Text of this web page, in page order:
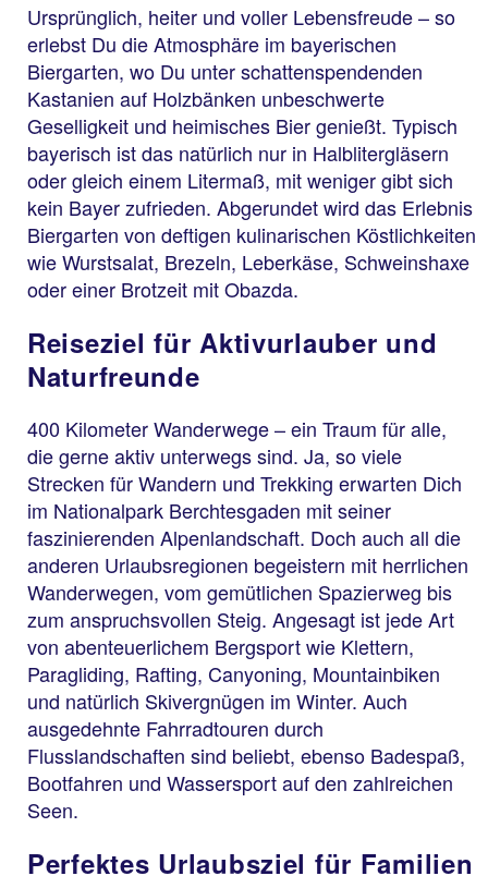
Ursprünglich, heiter und voller Lebensfreude – so
erlebst Du die Atmosphäre im bayerischen
Biergarten, wo Du unter schattenspendenden
Kastanien auf Holzbänken unbeschwerte
Geselligkeit und heimisches Bier genießt. Typisch
bayerisch ist das natürlich nur in Halblitergläsern
oder gleich einem Litermaß, mit weniger gibt sich
kein Bayer zufrieden. Abgerundet wird das Erlebnis
Biergarten von deftigen kulinarischen Köstlichkeiten
wie Wurstsalat, Brezeln, Leberkäse, Schweinshaxe
oder einer Brotzeit mit Obazda.
Reiseziel für Aktivurlauber und
Naturfreunde
400 Kilometer Wanderwege – ein Traum für alle,
die gerne aktiv unterwegs sind. Ja, so viele
Strecken für Wandern und Trekking erwarten Dich
im Nationalpark Berchtesgaden mit seiner
faszinierenden Alpenlandschaft. Doch auch all die
anderen Urlaubsregionen begeistern mit herrlichen
Wanderwegen, vom gemütlichen Spazierweg bis
zum anspruchsvollen Steig. Angesagt ist jede Art
von abenteuerlichem Bergsport wie Klettern,
Paragliding, Rafting, Canyoning, Mountainbiken
und natürlich Skivergnügen im Winter. Auch
ausgedehnte Fahrradtouren durch
Flusslandschaften sind beliebt, ebenso Badespaß,
Bootfahren und Wassersport auf den zahlreichen
Seen.
Perfektes Urlaubsziel für Familien